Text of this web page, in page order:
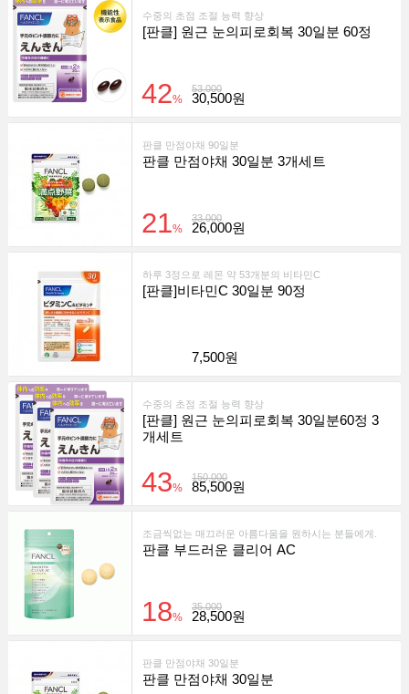
수중의 초점 조절 능력 향상
[판클] 원근 눈의피로회복 30일분 60정
53,000
42% 30,500원
판클 만점야채 90일분
판클 만점야채 30일분 3개세트
33,000
21% 26,000원
하루 3정으로 레몬 약 53개분의 비타민C
[판클]비타민C 30일분 90정
7,500원
수중의 초점 조절 능력 향상
[판클] 원근 눈의피로회복 30일분60정 3
개세트
150,000
43% 85,500원
조금씩없는 매끄러운 아름다움을 원하시는 분들에게.
판클 부드러운 클리어 AC
35,000
18% 28,500원
판클 만점야채 30일분
판클 만점야채 30일분